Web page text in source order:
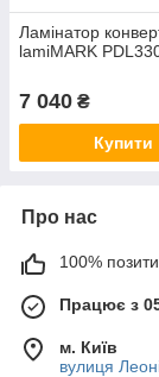
Ламінатор
lamiMARK
7 040 ₴
Купити
Про нас
100%
Працює з
м. Київ
вулиця